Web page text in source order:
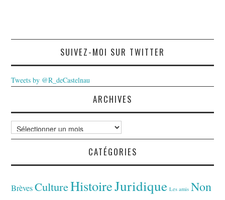
SUIVEZ-MOI SUR TWITTER
Tweets by @R_deCastelnau
ARCHIVES
Archives
CATÉGORIES
Brèves CultureHistoireJuridique Les amis Non